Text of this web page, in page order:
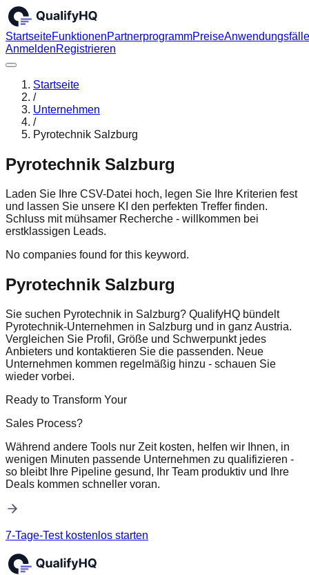
StartseiteFunktionenPartnerprogrammPreiseAnwendungsfälle
AnmeldenRegistrieren
Startseite
/
Unternehmen
/
Pyrotechnik Salzburg
Pyrotechnik Salzburg
Laden Sie Ihre CSV-Datei hoch, legen Sie Ihre Kriterien fest
und lassen Sie unsere KI den perfekten Treffer finden.
Schluss mit mühsamer Recherche - willkommen bei
erstklassigen Leads.
No companies found for this keyword.
Pyrotechnik Salzburg
Sie suchen Pyrotechnik in Salzburg? QualifyHQ bündelt
Pyrotechnik-Unternehmen in Salzburg und in ganz Austria.
Vergleichen Sie Profil, Größe und Schwerpunkt jedes
Anbieters und kontaktieren Sie die passenden. Neue
Unternehmen kommen regelmäßig hinzu - schauen Sie
wieder vorbei.
Ready to Transform Your
Sales Process?
Während andere Tools nur Zeit kosten, helfen wir Ihnen, in
wenigen Minuten passende Unternehmen zu qualifizieren -
so bleibt Ihre Pipeline gesund, Ihr Team produktiv und Ihre
Deals kommen schneller voran.
7-Tage-Test kostenlos starten